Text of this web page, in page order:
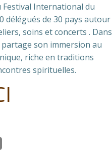
Festival International du
délégués de 30 pays autour
soins et concerts . Dans
son immersion au
riche en traditions
spirituelles.